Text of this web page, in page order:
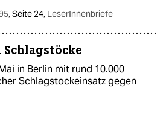
,Seite 24, LeserInnenbriefe
in Berlin mit rund 10.000
Schlagstockeinsatz gegen